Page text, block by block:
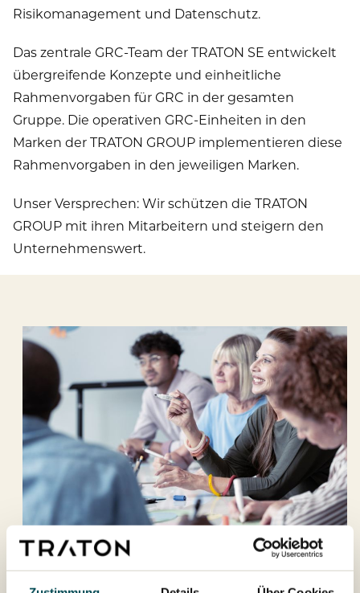
Risikomanagement und Datenschutz.
Das zentrale GRC-Team der TRATON SE entwickelt
übergreifende Konzepte und einheitliche
Rahmenvorgaben für GRC in der gesamten
Gruppe. Die operativen GRC-Einheiten in den
Marken der TRATON GROUP implementieren diese
Rahmenvorgaben in den jeweiligen Marken.
Unser Versprechen: Wir schützen die TRATON
GROUP mit ihren Mitarbeitern und steigern den
Unternehmenswert.
Compliance und Integrität